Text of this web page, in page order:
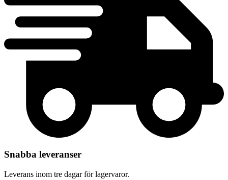
Snabba leveranser
Leverans inom tre dagar för lagervaror.